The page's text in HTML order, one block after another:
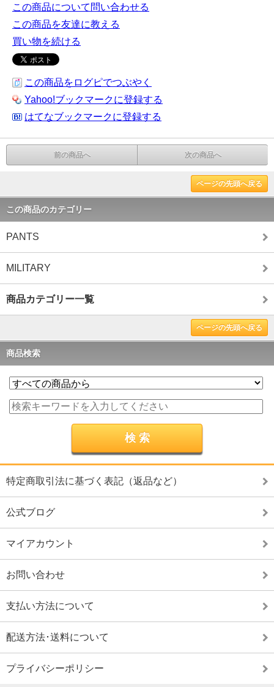
この商品について問い合わせる
この商品を友達に教える
買い物を続ける
この商品をログピでつぶやく
Yahoo!ブックマークに登録する
はてなブックマークに登録する
前の商品へ 次の商品へ
ページの先頭へ戻る
この商品のカテゴリー
PANTS
MILITARY
商品カテゴリー一覧
ページの先頭へ戻る
商品検索
特定商取引法に基づく表記（返品など）
公式ブログ
マイアカウント
お問い合わせ
支払い方法について
配送方法･送料について
プライバシーポリシー